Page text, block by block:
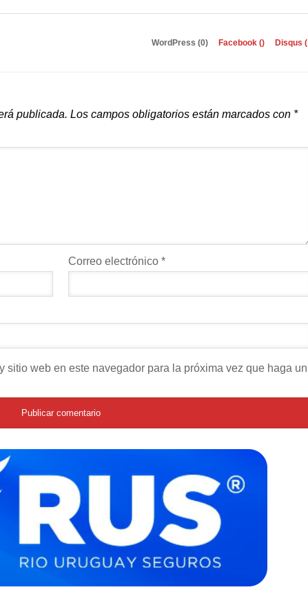
WordPress (0) Facebook () Disqus (
publicada. Los campos obligatorios están marcados con *
Correo electrónico *
sitio web en este navegador para la próxima vez que haga un